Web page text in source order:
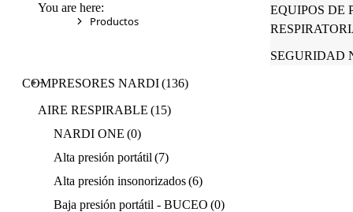
de seguridad
EQUIPOS DE
SEGURIDAD
You are here:
Productos
COMPRESORES NARDI(136)
AIRE RESPIRABLE (15)
NARDI ONE (0)
Alta presión portátil (7)
Alta presión insonorizados(6)
Baja presión portátil - BUCEO (0)